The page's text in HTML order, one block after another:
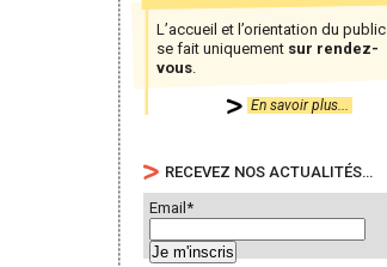
L’accueil et l’orientation du public
se fait uniquement sur rendez-
vous
En savoir plus...
RECEVEZ NOS ACTUALITÉS…
Email*